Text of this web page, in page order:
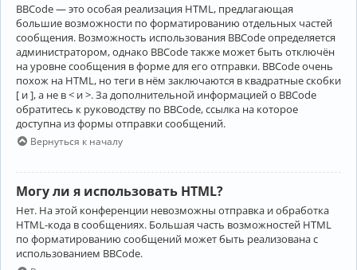
BBCode — это особая реализация HTML, предлагающая
большие возможности по форматированию отдельных частей
сообщения. Возможность использования BBCode определяется
администратором, однако BBCode также может быть отключён
на уровне сообщения в форме для его отправки. BBCode очень
похож на HTML, но теги в нём заключаются в квадратные скобки
[ и ], а не в < и >. За дополнительной информацией о BBCode
обратитесь к руководству по BBCode, ссылка на которое
доступна из формы отправки сообщений.
Вернуться к началу
Могу ли я использовать HTML?
Нет. На этой конференции невозможны отправка и обработка
HTML-кода в сообщениях. Большая часть возможностей HTML
по форматированию сообщений может быть реализована с
использованием BBCode.